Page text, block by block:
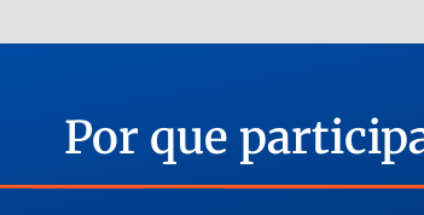
Por que